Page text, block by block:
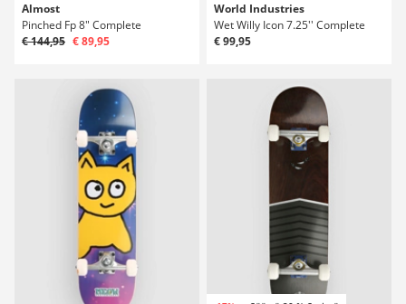
Almost
Pinched Fp 8" Complete
€ 144,95 € 89,95
World Industries
Wet Willy Icon 7.25'' Complete
€ 99,95